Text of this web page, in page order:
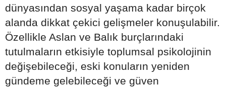
dünyasından sosyal yaşama kadar birçok
alanda dikkat çekici gelişmeler konuşulabilir.
Özellikle Aslan ve Balık burçlarındaki
tutulmaların etkisiyle toplumsal psikolojinin
değişebileceği, eski konuların yeniden
gündeme gelebileceği ve güven